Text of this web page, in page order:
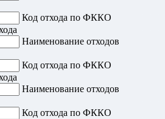
Код отхода по ФККО
Наименование отходов
Код отхода по ФККО
Наименование отходов
Код отхода по ФККО